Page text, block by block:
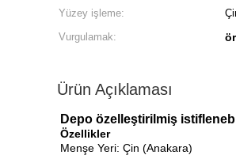
Yüzey işleme:
Vurgulamak:
Ürün Açıklaması
Depo özelleştirilmiş
Özellikler
Menşe Yeri: Çin (Anakara)